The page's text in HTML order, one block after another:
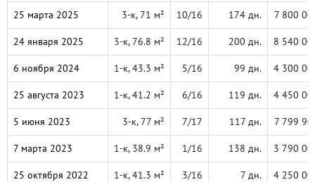
25 марта 2025 3-к, 71 м² 10/16 174 дн. 7 800
24 января 2025 3-к, 76.8 м² 12/16 200 дн. 8 540
6 ноября 2024 1-к, 43.3 м² 5/16 99 дн. 4 300
25 августа 2023 1-к, 41.2 м² 6/16 119 дн. 4 450
5 июня 2023 3-к, 77 м² 7/17 117 дн. 7 799
7 марта 2023 1-к, 38.9 м² 1/16 138 дн. 3 790
25 октября 2022 1-к, 41.3 м² 3/16 7 дн. 4 250